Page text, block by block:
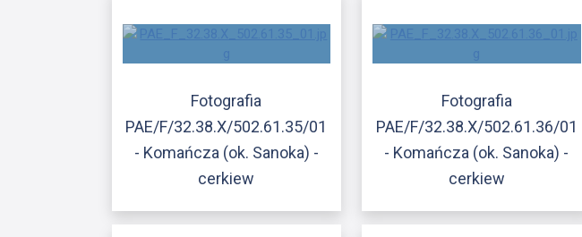
Fotografia
PAE/F/32.38.X/502.61.35/01
- Komańcza (ok. Sanoka) -
cerkiew
Fotografia
PAE/F/32.38.X/502.61.36/01
- Komańcza (ok. Sanoka) -
cerkiew